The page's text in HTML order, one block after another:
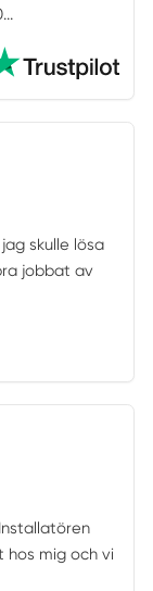
skulle lösa
jobbat av
mig och vi